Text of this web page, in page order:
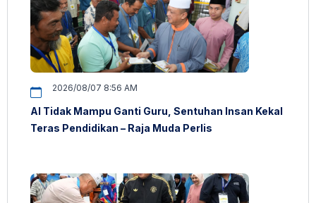
2026/08/07 8:56 AM
AI Tidak Mampu Ganti Guru, Sentuhan Insan Kekal
Teras Pendidikan – Raja Muda Perlis